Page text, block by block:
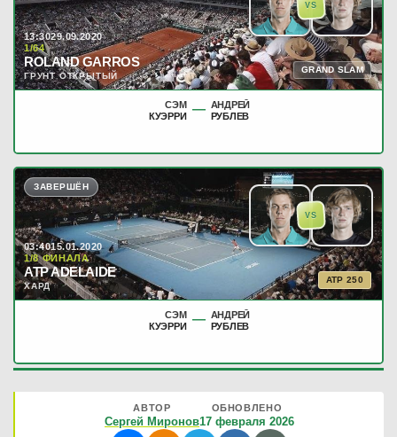
VS
13:3029.09.2020
1/64
ROLAND GARROS
ГРУНТ ОТКРЫТЫЙ
GRAND SLAM
СЭМ
КУЭРРИ — АНДРЕЙ
РУБЛЕВ
VS
ЗАВЕРШЁН
03:4015.01.2020
1/8 ФИНАЛА
ATP ADELAIDE
ХАРД
ATP 250
СЭМ
КУЭРРИ — АНДРЕЙ
РУБЛЕВ
АВТОР
Сергей Миронов
ОБНОВЛЕНО
17 февраля 2026